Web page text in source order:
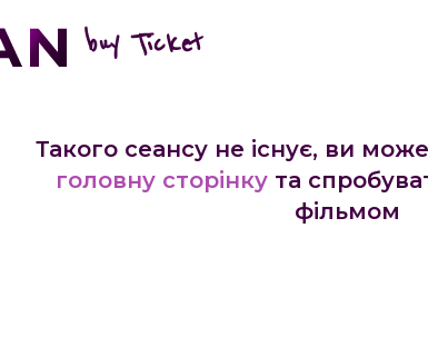
buy Ticket
Такого сеансу не існує, ви
головну сторінку та
фільмом